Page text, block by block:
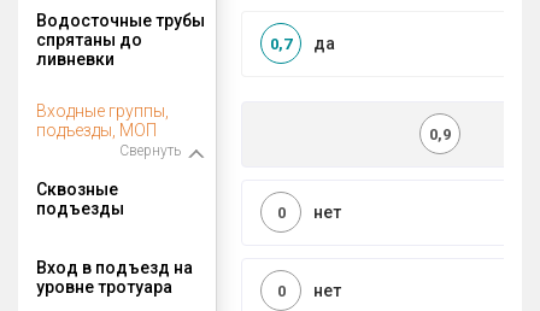
Водосточные трубы
спрятаны до
ливневки
да
0,7
Входные группы,
подъезды, МОП
Свернуть
0,9
Сквозные
подъезды
нет
0
Вход в подъезд на
уровне тротуара
нет
0